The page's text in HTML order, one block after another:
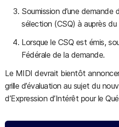
Soumission d’une
sélection (CSQ) à auprès
Lorsque le CSQ est émis,
Fédérale de la demande.
Le MIDI devrait bientôt
grille d’évaluation au sujet du
d’Expression d’Intérêt pour le